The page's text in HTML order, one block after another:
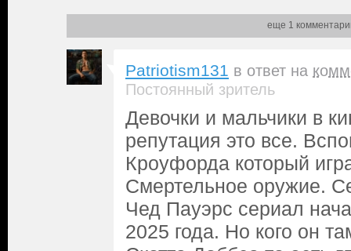
еще 1
Patriotism131 в ответ на
Постоянный зритель
Девочки и мальчики в
репутация это все.
Кроуфорда который
Смертельное оружие.
Чед Пауэрс сериал
2025 года. Но кого он